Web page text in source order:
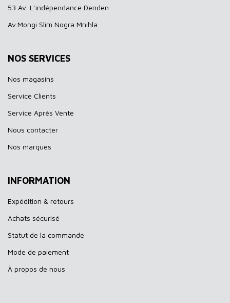
53 Av. L’indépendance Denden
Av.Mongi Slim Nogra Mnihla
NOS SERVICES
Nos magasins
Service Clients
Service Aprés Vente
Nous contacter
Nos marques
INFORMATION
Expédition & retours
Achats sécurisé
Statut de la commande
Mode de paiement
À propos de nous